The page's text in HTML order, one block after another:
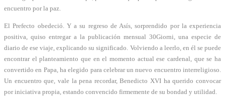
encuentro por la paz.
El Prefecto obedeció. Y a su regreso de Asís, sorprendido por la experiencia
positiva, quiso entregar a la publicación mensual 30Giorni, una especie de
diario de ese viaje, explicando su significado. Volviendo a leerlo, en él se puede
encontrar el planteamiento que en el momento actual ese cardenal, que se ha
convertido en Papa, ha elegido para celebrar un nuevo encuentro interreligioso.
Un encuentro que, vale la pena recordar, Benedicto XVI ha querido convocar
por iniciativa propia, estando convencido firmemente de su bondad y utilidad.